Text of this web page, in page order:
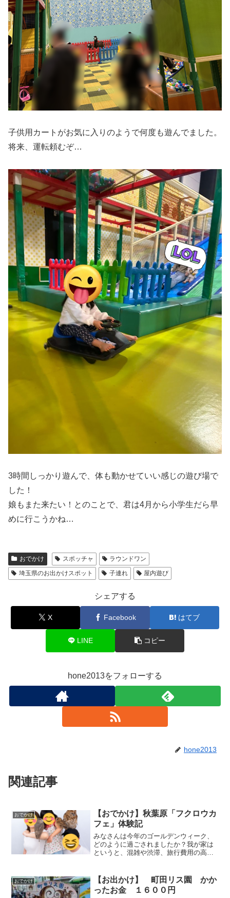
子供用カートがお気に入りのようで何度も遊んでました。
将来、運転頼むぞ…
3時間しっかり遊んで、体も動かせていい感じの遊び場で
した！
娘もまた来たい！とのことで、君は4月から小学生だら早
めに行こうかね…
おでかけ スポッチャ
ラウンドワン
埼玉県のお出かけスポット
子連れ 屋内遊び
シェアする
X Facebook はてブ
LINE コピー
hone2013をフォローする
hone2013
関連記事
おでかけ
【おでかけ】秋葉原「フクロウカ
フェ」体験記
みなさんは今年のゴールデンウィーク、
どのように過ごされましたか？我が家は
というと、混雑や渋滞、旅行費用の高騰
という大渋滞のニュースを見ては、「や
っぱり家で正解だった...
おでかけ
【お出かけ】 町田リス園 かか
ったお金 １６００円